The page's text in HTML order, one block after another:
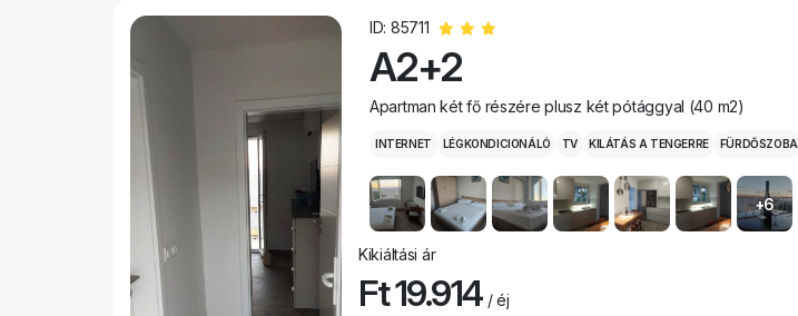
ID: 85711
A2+2
Apartman két fő részére plusz két pótággyal (40 m2)
INTERNET LÉGKONDICIONÁLÓ TV KILÁTÁS A TENGERRE FÜRDŐSZOBA
+6
Kikiáltási ár
Ft 19.914 / éj